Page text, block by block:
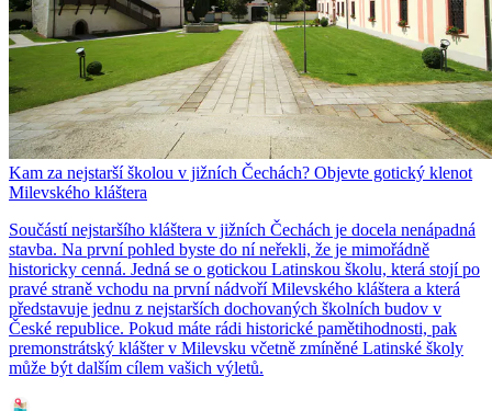
Kam za nejstarší školou v jižních Čechách? Objevte gotický klenot
Milevského kláštera
Součástí nejstaršího kláštera v jižních Čechách je docela nenápadná
stavba. Na první pohled byste do ní neřekli, že je mimořádně
historicky cenná. Jedná se o gotickou Latinskou školu, která stojí po
pravé straně vchodu na první nádvoří Milevského kláštera a která
představuje jednu z nejstarších dochovaných školních budov v
České republice. Pokud máte rádi historické pamětihodnosti, pak
premonstrátský klášter v Milevsku včetně zmíněné Latinské školy
může být dalším cílem vašich výletů.